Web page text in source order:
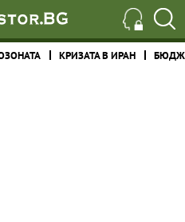
КРИЗАТА В ИРАН